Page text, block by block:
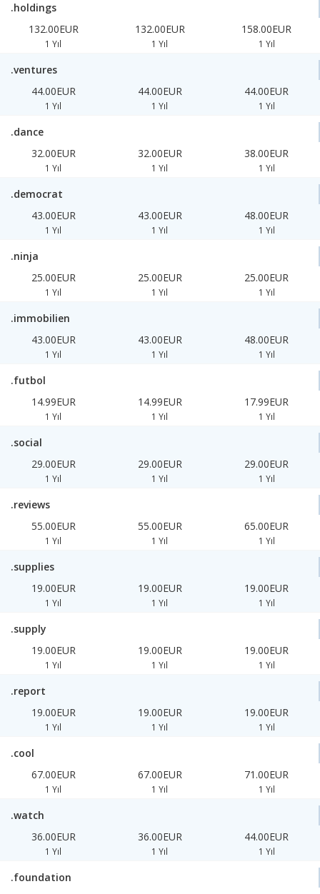
.holdings
132.00EUR
1 Yıl
132.00EUR
1 Yıl
158.00EUR
1 Yıl
.ventures
44.00EUR
1 Yıl
44.00EUR
1 Yıl
44.00EUR
1 Yıl
.dance
32.00EUR
1 Yıl
32.00EUR
1 Yıl
38.00EUR
1 Yıl
.democrat
43.00EUR
1 Yıl
43.00EUR
1 Yıl
48.00EUR
1 Yıl
.ninja
25.00EUR
1 Yıl
25.00EUR
1 Yıl
25.00EUR
1 Yıl
.immobilien
43.00EUR
1 Yıl
43.00EUR
1 Yıl
48.00EUR
1 Yıl
.futbol
14.99EUR
1 Yıl
14.99EUR
1 Yıl
17.99EUR
1 Yıl
.social
29.00EUR
1 Yıl
29.00EUR
1 Yıl
29.00EUR
1 Yıl
.reviews
55.00EUR
1 Yıl
55.00EUR
1 Yıl
65.00EUR
1 Yıl
.supplies
19.00EUR
1 Yıl
19.00EUR
1 Yıl
19.00EUR
1 Yıl
.supply
19.00EUR
1 Yıl
19.00EUR
1 Yıl
19.00EUR
1 Yıl
.report
19.00EUR
1 Yıl
19.00EUR
1 Yıl
19.00EUR
1 Yıl
.cool
67.00EUR
1 Yıl
67.00EUR
1 Yıl
71.00EUR
1 Yıl
.watch
36.00EUR
1 Yıl
36.00EUR
1 Yıl
44.00EUR
1 Yıl
.foundation